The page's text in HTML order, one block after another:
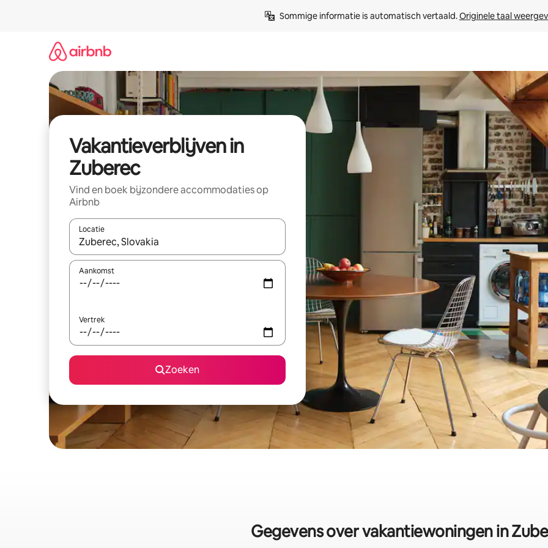
Sommige informatie is automatisch vertaald. Originele taal
Vakantieverblijven in
Zuberec
Vind en boek bijzondere accommodaties op
Airbnb
Locatie
Wanneer er resultaten beschikbaar zijn, maak je een keuze met je de pijltjestoetsen omhoog en omlaag, óf door te
Aankomst
Vertrek
Zoeken
Gegevens over vakantiewoningen in